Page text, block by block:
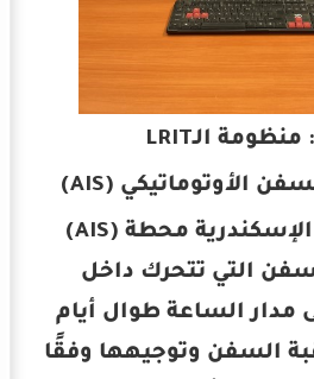
تمتلك هيئة ميناء الإسكندرية محطة (AIS)
التي تتحرك داخل
مدار الساعة طوال أيام
السفن وتوجيهها وفقًا